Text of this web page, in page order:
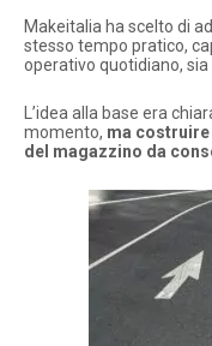
Makeitalia ha scelto di
stesso tempo pratico,
operativo quotidiano,
L’idea alla base era
momento, ma
del magazzino da